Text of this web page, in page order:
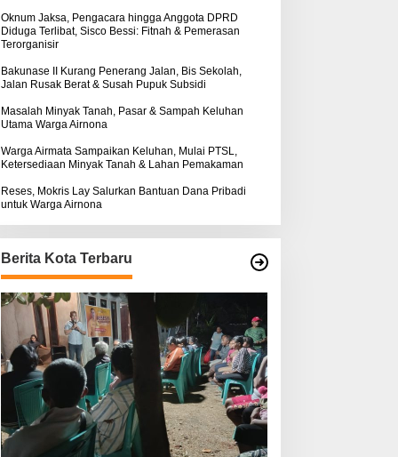
Warga Airnona
Hukum Kasus Sebastian
Bokol Sarat Rekayasa
:Oknum Jaksa, Pengacara hingga Anggota DPRD
Diduga Terlibat, Sisco Bessi: Fitnah & Pemerasan
Terorganisir
Bakunase II Kurang Penerang Jalan, Bis Sekolah,
Jalan Rusak Berat & Susah Pupuk Subsidi
Masalah Minyak Tanah, Pasar & Sampah Keluhan
Utama Warga Airnona
Warga Airmata Sampaikan Keluhan, Mulai PTSL,
Ketersediaan Minyak Tanah & Lahan Pemakaman
Reses, Mokris Lay Salurkan Bantuan Dana Pribadi
untuk Warga Airnona
Berita Kota Terbaru